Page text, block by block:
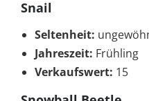
Snail
Seltenheit:
Jahreszeit: Frühling
Verkaufswert: 15